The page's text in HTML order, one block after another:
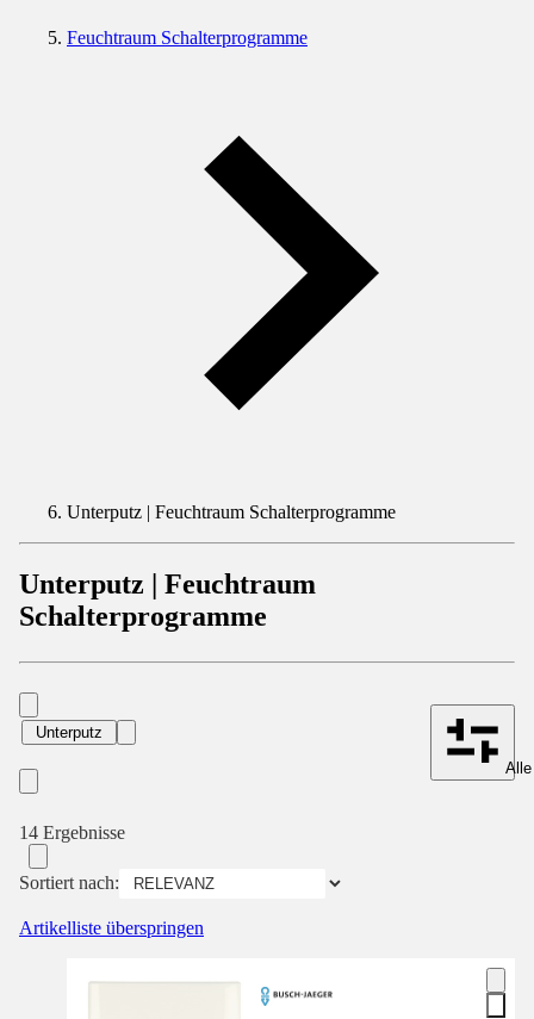
Feuchtraum Schalterprogramme
Unterputz | Feuchtraum Schalterprogramme
Unterputz | Feuchtraum
Schalterprogramme
Unterputz
14 Ergebnisse
Sortiert nach:
Artikelliste überspringen